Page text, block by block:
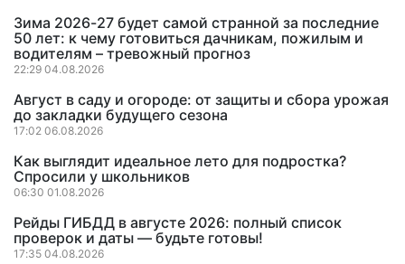
Зима 2026-27 будет самой странной за последние
50 лет: к чему готовиться дачникам, пожилым и
водителям – тревожный прогноз
22:29 04.08.2026
Август в саду и огороде: от защиты и сбора урожая
до закладки будущего сезона
17:02 06.08.2026
Как выглядит идеальное лето для подростка?
Спросили у школьников
06:30 01.08.2026
Рейды ГИБДД в августе 2026: полный список
проверок и даты — будьте готовы!
17:35 04.08.2026